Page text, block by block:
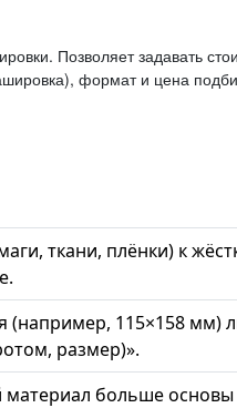
Позволяет задавать
формат и цена
ткани, плёнки) к
(например, 115×158 мм)
размер)».
больше основы